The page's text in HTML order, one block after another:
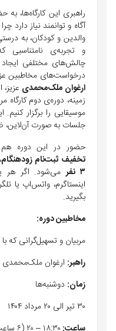
راهبری این کارگاه‌ها،
آگاه و توانمند نیاز دارد
والدین و کودکان، به
و تجربه‌ی نامتناسبی
چالش‌های مختلفی ایجاد
درخواست‌های مخاطبین
ارغوان ملک‌محمدی
زمینه، دوره‌ی دوم کارگاه
جلسات به صورت
حضور در این دوره هم
تخفیف ثبت‌نام زودهنگام
۳ نفر
می‌شود. اگر هر
اینستاگرم، واتس‌اپ یا
بگیرید.
مخاطبین دوره:
مربیان و تسهیل‌گرانی که با کودکان زیر
راهبر: ارغوان ملک‌محمدی
زمان: دوشنبه‌ها
۳۰ تیر الی ۲۰ مرداد ۱۴۰۴